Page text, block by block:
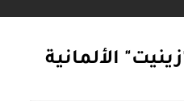
الألمانية